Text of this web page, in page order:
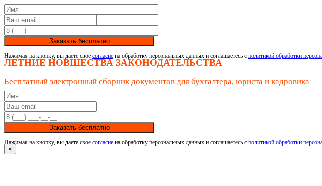
Заказать бесплатно
Нажимая на кнопку, вы даете свое согласие на обработку персональных данных и соглашаетесь с политикой обработки
ЛЕТНИЕ НОВШЕСТВА ЗАКОНОДАТЕЛЬСТВА
Бесплатный электронный сборник документов для бухгалтера, юриста и кадровика
Заказать бесплатно
Нажимая на кнопку, вы даете свое согласие на обработку персональных данных и соглашаетесь с политикой обработки
×